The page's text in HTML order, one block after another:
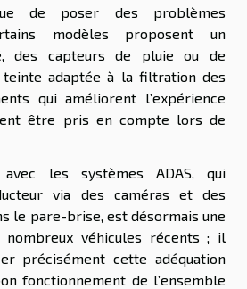
de poser des problèmes
modèles proposent un
des capteurs de pluie ou de
adaptée à la filtration des
qui améliorent l’expérience
être pris en compte lors de
les systèmes ADAS, qui
via des caméras et des
le pare-brise, est désormais une
nombreux véhicules récents ; il
précisément cette adéquation
fonctionnement de l’ensemble